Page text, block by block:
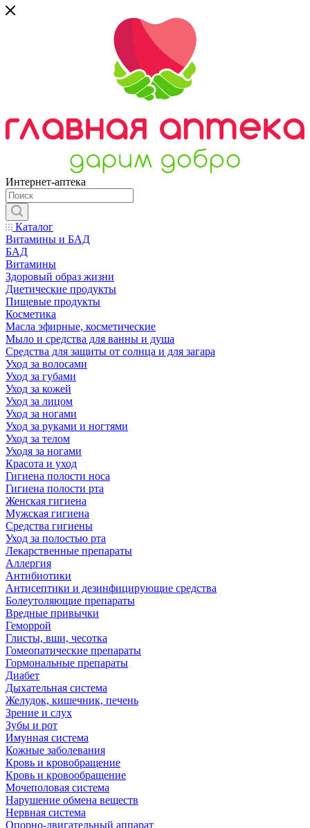
Интернет-аптека
Каталог
Витамины и БАД
БАД
Витамины
Здоровый образ жизни
Диетические продукты
Пищевые продукты
Косметика
Масла эфирные, косметические
Мыло и средства для ванны и душа
Средства для защиты от солнца и для загара
Уход за волосами
Уход за губами
Уход за кожей
Уход за лицом
Уход за ногами
Уход за руками и ногтями
Уход за телом
Уходя за ногами
Красота и уход
Гигиена полости носа
Гигиена полости рта
Женская гигиена
Мужская гигиена
Средства гигиены
Уход за полостью рта
Лекарственные препараты
Аллергия
Антибиотики
Антисептики и дезинфицирующие средства
Болеутоляющие препараты
Вредные привычки
Геморрой
Глисты, вши, чесотка
Гомеопатические препараты
Гормональные препараты
Диабет
Дыхательная система
Желудок, кишечник, печень
Зрение и слух
Зубы и рот
Имунная система
Кожные заболевания
Кровь и кровобращение
Кровь и кровообращение
Мочеполовая система
Нарушение обмена веществ
Нервная система
Опорно-двигательный аппарат